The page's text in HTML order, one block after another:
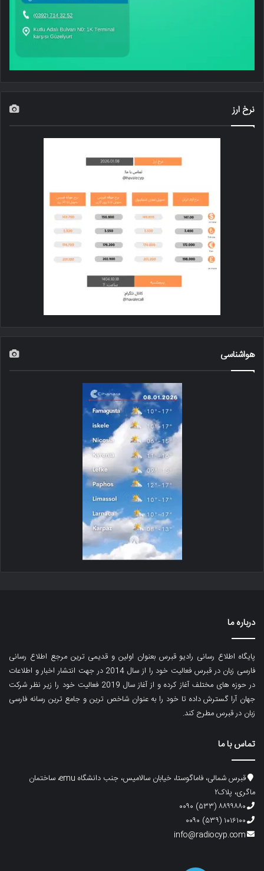
نرخ ارز
هواشناسی
درباره ما
پایگاه اطلاع رسانی رادیو قبرس بعنوان اولین و قدیمی ترین مرجع اطلاع رسانی
فارسی زبان در قبرس فعالیت خود را از سال 2014 در جهت انتشار اخبار و اطلاعات
در حوزه های مختلف آغاز کرده و از آغاز سال 2019 فعالیت خود را زیر نظر شرکت
جهان آرا گسترش داده تا خود را به عنوان شاخص ترین و جامع ترین رسانه فارسی
زبان در قبرس مطرح کند.
تماس با ما
قبرس شمالی، فاماگوستا، خیابان سالامیس، جنب دانشگاه emu، ساختمان
ماگری، پلاک۲
۸۸۹۹۸۸۰ (۵۳۳) ۰۰۹۰
۱۰۱۶۱۰۰ (۵۳۹) ۰۰۹۰
info@radiocyp.com